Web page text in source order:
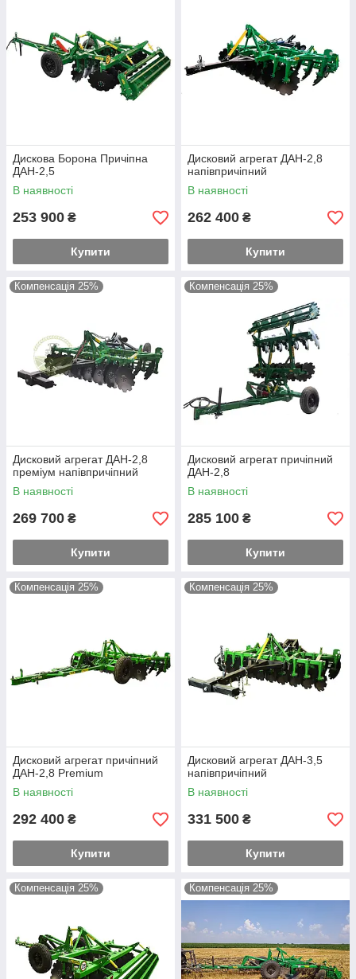
Дискова Борона Причіпна
ДАН-2,5
В наявності
253 900 ₴
Купити
Дисковий агрегат ДАН-2,8
напівпричіпний
В наявності
262 400 ₴
Купити
Компенсація 25%
Дисковий агрегат ДАН-2,8
преміум напівпричіпний
В наявності
269 700 ₴
Купити
Компенсація 25%
Дисковий агрегат причіпний
ДАН-2,8
В наявності
285 100 ₴
Купити
Компенсація 25%
Дисковий агрегат причіпний
ДАН-2,8 Premium
В наявності
292 400 ₴
Купити
Компенсація 25%
Дисковий агрегат ДАН-3,5
напівпричіпний
В наявності
331 500 ₴
Купити
Компенсація 25% Компенсація 25%